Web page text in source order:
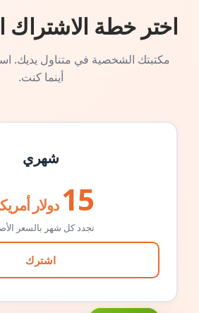
اختر خطة الاشتراك
مكتبتك الشخصية في متناول يديك.
أينما كنت.
شهري
15 دولار
تجدد كل شهر بالسعر
اشترك